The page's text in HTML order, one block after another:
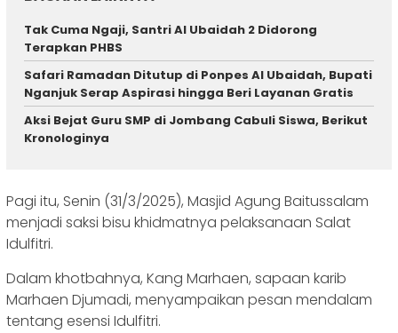
Tak Cuma Ngaji, Santri Al Ubaidah 2 Didorong
Terapkan PHBS
Safari Ramadan Ditutup di Ponpes Al Ubaidah, Bupati
Nganjuk Serap Aspirasi hingga Beri Layanan Gratis
Aksi Bejat Guru SMP di Jombang Cabuli Siswa, Berikut
Kronologinya
Pagi itu, Senin (31/3/2025), Masjid Agung Baitussalam
menjadi saksi bisu khidmatnya pelaksanaan Salat
Idulfitri.
Dalam khotbahnya, Kang Marhaen, sapaan karib
Marhaen Djumadi, menyampaikan pesan mendalam
tentang esensi Idulfitri.